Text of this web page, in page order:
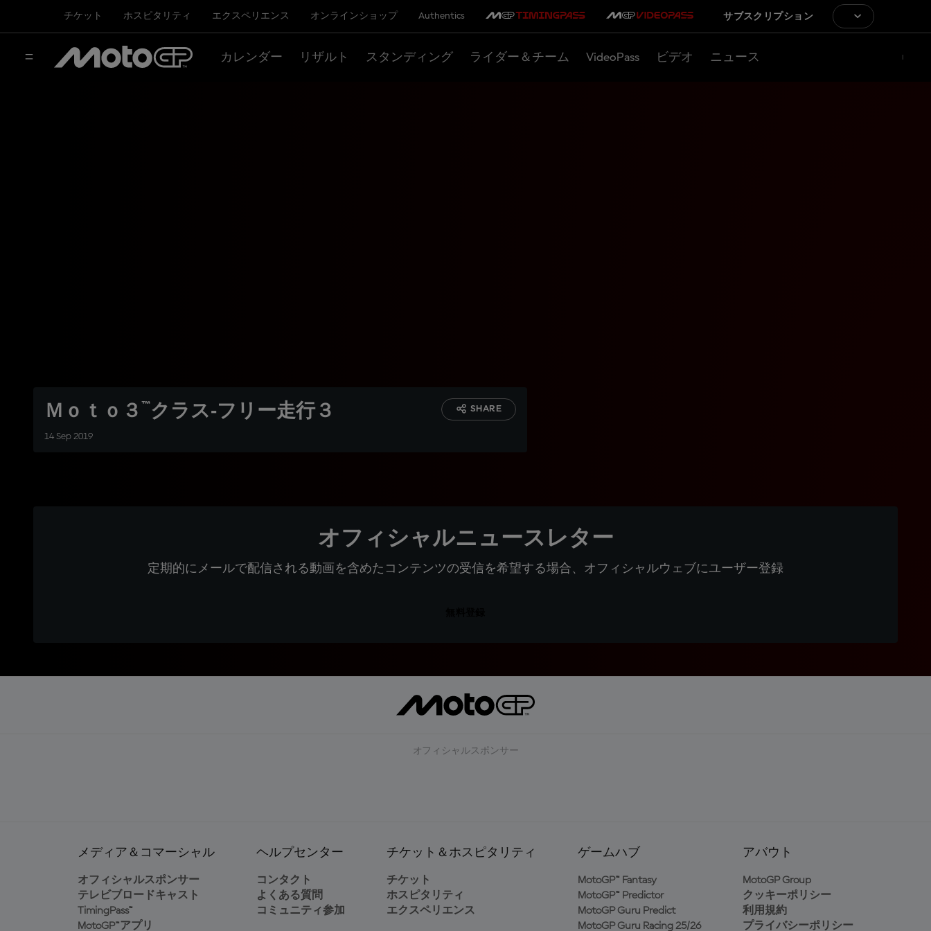
チケット ホスピタリティ エクスペリエンス オンラインショップ Authentics サブスクリプション
カレンダー リザルト スタンディング ライダー＆チーム VideoPass ビデオ ニュース
Ｍｏｔｏ３™クラス‐フリー走行３
14 Sep 2019
SHARE
オフィシャルニュースレター
定期的にメールで配信される動画を含めたコンテンツの受信を希望する場合、オフィシャルウェブにユーザー登録
オフィシャルスポンサー
メディア＆コマーシャル
オフィシャルスポンサー
テレビブロードキャスト
TimingPass™
MotoGP™アプリ
ヘルプセンター
コンタクト
よくある質問
コミュニティ参加
チケット＆ホスピタリティ
チケット
ホスピタリティ
エクスペリエンス
ゲームハブ
MotoGP™ Fantasy
MotoGP™ Predictor
MotoGP Guru Predict
MotoGP Guru Racing 25/26
アバウト
MotoGP Group
クッキーポリシー
利用規約
プライバシーポリシー